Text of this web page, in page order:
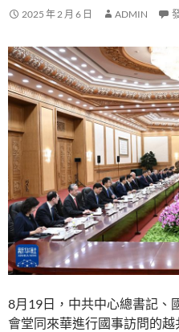
2025 年 2 月 6 日 ADMIN
8月19日，中共中心總書記、
會堂同來華進行國事訪問的